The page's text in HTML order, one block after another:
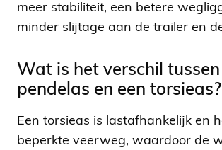
meer stabiliteit, een betere
minder slijtage aan de trailer en
Wat is het verschil tussen
pendelas en een torsieas?
Een torsieas is lastafhankelijk en
beperkte veerweg, waardoor de